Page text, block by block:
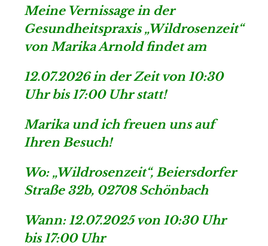
Meine Vernissage in der
Gesundheitspraxis „Wildrosenzeit“
von Marika Arnold findet am
12.07.2026 in der Zeit von 10:30
Uhr bis 17:00 Uhr statt!
Marika und ich freuen uns auf
Ihren Besuch!
Wo: „Wildrosenzeit“, Beiersdorfer
Straße 32b, 02708 Schönbach
Wann: 12.07.2025 von 10:30 Uhr
bis 17:00 Uhr